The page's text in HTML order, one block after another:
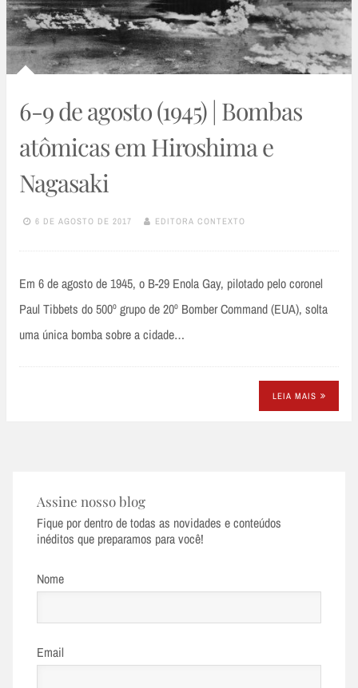
6-9 de agosto (1945) | Bombas
atômicas em Hiroshima e
Nagasaki
6 DE AGOSTO DE 2017 EDITORA CONTEXTO
Em 6 de agosto de 1945, o B-29 Enola Gay, pilotado pelo coronel
Paul Tibbets do 500º grupo de 20º Bomber Command (EUA), solta
uma única bomba sobre a cidade…
LEIA MAIS
Assine nosso blog
Fique por dentro de todas as novidades e conteúdos
inéditos que preparamos para você!
Nome
Email